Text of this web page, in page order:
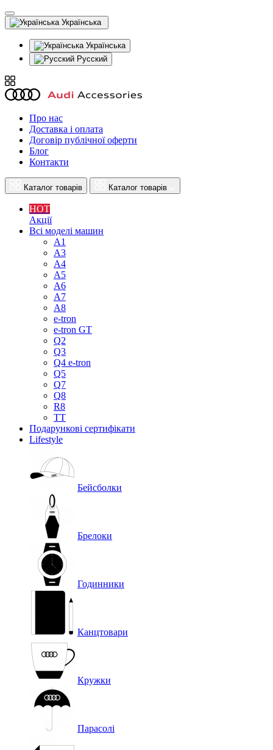
Українська
Українська
Русский
Про нас
Доставка і оплата
Договір публічної оферти
Блог
Контакти
Каталог товарів Каталог товарів
HOT
Акції
Всі моделі машин
A1
A3
A4
A5
A6
A7
A8
e-tron
e-tron GT
Q2
Q3
Q4 e-tron
Q5
Q7
Q8
R8
TT
Подарункові сертифікати
Lifestyle
Бейсболки
Брелоки
Годинники
Канцтовари
Кружки
Парасолі